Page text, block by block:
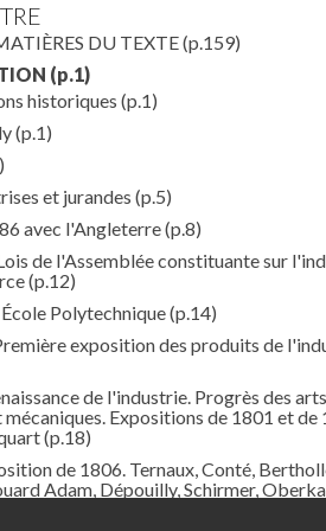
DU TEXTE(p.159)
(p.1)
historiques (p.1)
(p.1)
et jurandes (p.5)
avec l'Angleterre(p.8)
de l'Assemblée constituante sur
(p.12)
Polytechnique(p.14)
exposition des produits de
de l'industrie. Progrès des arts
Expositions de 1801 et de
(p.18)
de 1806. Ternaux, Conté,
Adam, Dépouilly, Schirmer,